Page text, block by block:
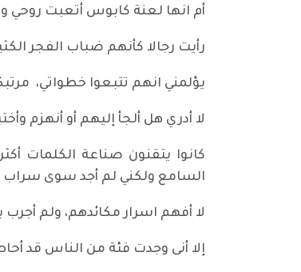
أم انها لعنة كابوس أتعبت
رأيت رجالا كأنهم ضباب الفجر
يؤلمني انهم تتبعوا خطواتي،
لا أدري هل ألجأ إليهم أو أنهزم
كانوا يتقنون صناعة الكلمات
السامع ولكني لم أجد سوى سراب
لا أفهم اسرار مكائدهم، ولم
إلا أنى وجدت فئة من الناس قد